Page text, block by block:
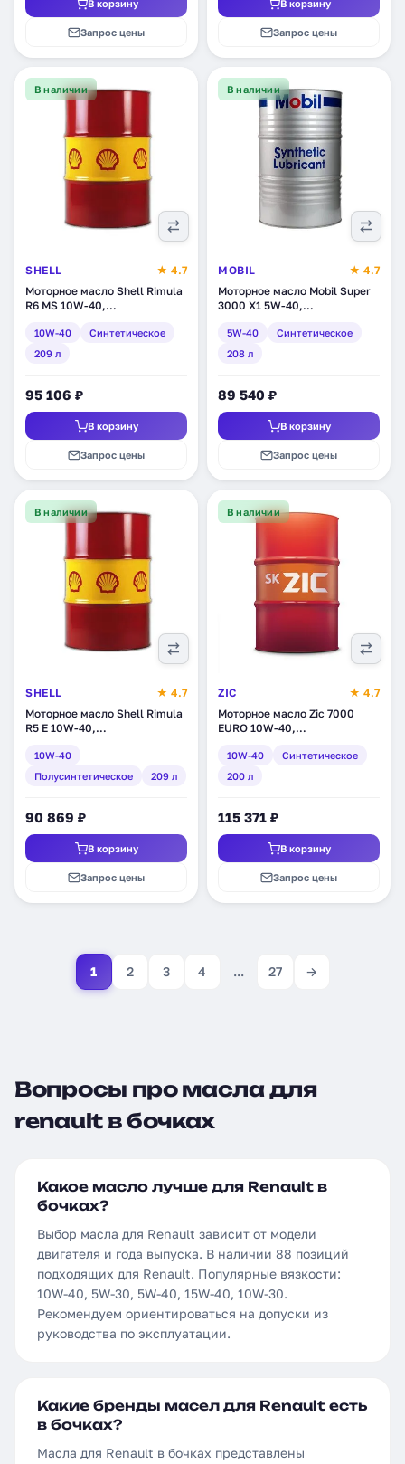
В корзину
Запрос цены
В корзину
Запрос цены
В наличии
SHELL
★ 4.7
Моторное масло Shell Rimula
R6 MS 10W-40,
(550035977)
10W-40
Синтетическое
209 л
95 106 ₽
В корзину
Запрос цены
В наличии
MOBIL
★ 4.7
Моторное масло Mobil Super
3000 X1 5W-40,
(150010)
5W-40
Синтетическое
208 л
89 540 ₽
В корзину
Запрос цены
В наличии
SHELL
★ 4.7
Моторное масло Shell Rimula
R5 E 10W-40,
(550027382)
10W-40
Полусинтетическое
209 л
90 869 ₽
В корзину
Запрос цены
В наличии
ZIC
★ 4.7
Моторное масло Zic 7000
EURO 10W-40,
(207148)
10W-40
Синтетическое
200 л
115 371 ₽
В корзину
Запрос цены
1 2 3 4 ... 27 →
Вопросы про масла для
renault в бочках
Какое масло лучше для Renault в
бочках?
Выбор масла для Renault зависит от модели
двигателя и года выпуска. В наличии 88 позиций
подходящих для Renault. Популярные вязкости:
10W-40, 5W-30, 5W-40, 15W-40, 10W-30.
Рекомендуем ориентироваться на допуски из
руководства по эксплуатации.
Какие бренды масел для Renault есть
в бочках?
Масла для Renault в бочках представлены